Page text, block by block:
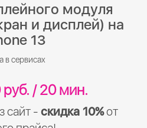
модуля
и дисплей) на
13
в сервисах
руб. / 20 мин.
сайт - скидка 10%от